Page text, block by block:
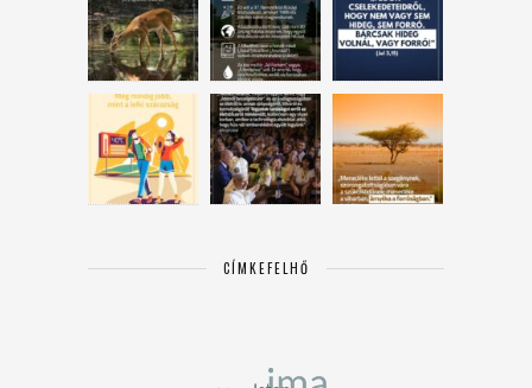
CÍMKEFELHŐ